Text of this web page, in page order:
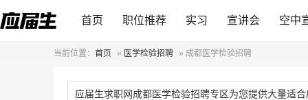
首页 职位推荐 实习 宣讲会 空中
当前位置： 首页 » 医学检验招聘 » 成都医学检验招聘
应届生求职网成都医学检验招聘专区为您提供大量适